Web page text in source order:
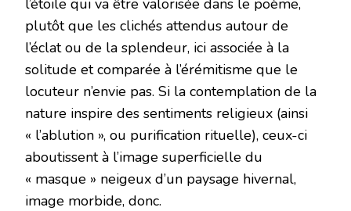
l’étoile qui va être valorisée dans le poème,
plutôt que les clichés attendus autour de
l’éclat ou de la splendeur, ici associée à la
solitude et comparée à l’érémitisme que le
locuteur n’envie pas. Si la contemplation de la
nature inspire des sentiments religieux (ainsi
« l’ablution », ou purification rituelle), ceux-ci
aboutissent à l’image superficielle du
« masque » neigeux d’un paysage hivernal,
image morbide, donc.